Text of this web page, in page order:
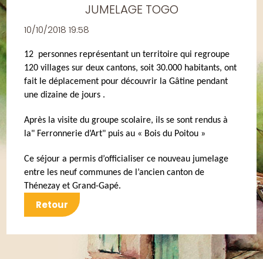
JUMELAGE TOGO
10/10/2018 19:58
12 personnes représentant un territoire qui regroupe
120 villages sur deux cantons, soit 30.000 habitants, ont
fait le déplacement pour découvrir la Gâtine pendant
une dizaine de jours .
Après la visite du groupe scolaire, ils se sont rendus à
la" Ferronnerie d’Art" puis au « Bois du Poitou »
Ce séjour a permis d’officialiser ce nouveau jumelage
entre les neuf communes de l’ancien canton de
Thénezay et Grand-Gapé.
Retour